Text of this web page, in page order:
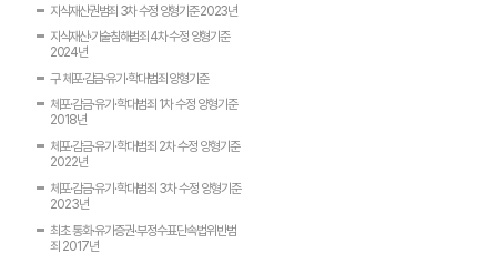
지식재산권범죄 3차 수정 양형기준 2023년
지식재산·기술침해범죄 4차 수정 양형기준
2024년
구 체포·감금·유기·학대범죄 양형기준
체포·감금·유기·학대범죄 1차 수정 양형기준
2018년
체포·감금·유기·학대범죄 2차 수정 양형기준
2022년
체포·감금·유기·학대범죄 3차 수정 양형기준
2023년
최초 통화·유가증권·부정수표단속법위반범
죄 2017년